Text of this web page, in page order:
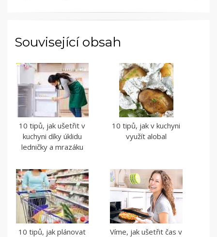
Související obsah
10 tipů, jak ušetřit v
kuchyni díky úklidu
ledničky a mrazáku
10 tipů, jak v kuchyni
využít alobal
10 tipů, jak plánovat
Víme, jak ušetřit čas v